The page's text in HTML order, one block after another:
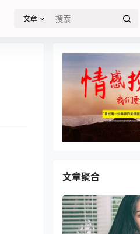
文章
文章聚合